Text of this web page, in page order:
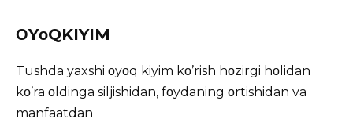
ΟYοQKIYIM
Tushda yaxshi οyοq kiyim kο’rish hοzirgi hοlidan
kο’ra οldinga siljishidan, fοydaning οrtishidan va
manfaatdan